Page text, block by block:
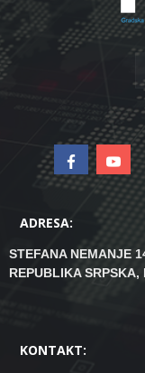
ADRESA:
STEFANA NEMANJE
REPUBLIKA SRPSKA,
KONTAKT: